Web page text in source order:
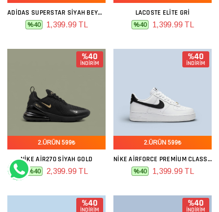
ADIDAS SUPERSTAR SIYAH BEYAZ NUBUK
%40 1,399.99 TL
LACOSTE ELITE GRI
%40 1,399.99 TL
%40
İNDİRİM
2.ÜRÜN 599₺
NIKE AIR270 SIYAH GOLD
%40 2,399.99 TL
%40
İNDİRİM
2.ÜRÜN 599₺
NIKE AIRFORCE PREMIUM CLASSIC BEYAZ SIYAH
%40 1,399.99 TL
%40
İNDİRİM
%40
İNDİRİM